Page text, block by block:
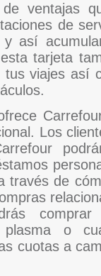
ventajas
de
así
tarjeta
tus viajes así
Los
través de
comprar
plasma o
cuotas a